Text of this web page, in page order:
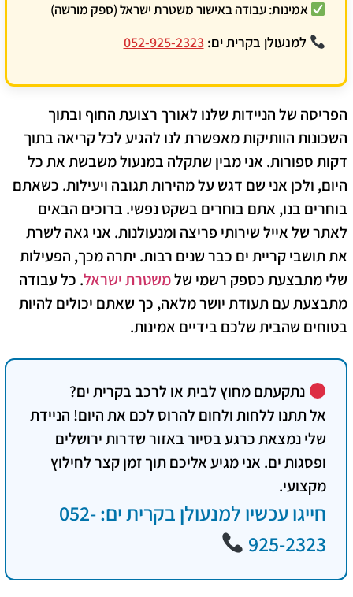
אמינות:עבודה באישור משטרת ישראל (ספק מורשה)
למנעולן בקרית ים:052-925-2323
הפריסה של הניידות שלנו לאורך רצועת החוף ובתוך
השכונות הוותיקות מאפשרת לנו להגיע לכל קריאה בתוך
דקות ספורות. אני מבין שתקלה במנעול משבשת את כל
היום, ולכן אני שם דגש על מהירות תגובה ויעילות. כשאתם
בוחרים בנו, אתם בוחרים בשקט נפשי. ברוכים הבאים
לאתר שלאייל שירותי פריצה ומנעולנות. אני גאה לשרת
את תושבי קריית ים כבר שנים רבות. יתרה מכך, הפעילות
שלי מתבצעת כספק רשמי שלמשטרת ישראל. כל עבודה
מתבצעת עם תעודת יושר מלאה, כך שאתם יכולים להיות
בטוחים שהבית שלכם בידיים אמינות.
נתקעתם מחוץ לבית או לרכב בקרית ים?
אל תתנו ללחות ולחום להרוס לכם את היום! הניידת
שלי נמצאת כרגע בסיור באזור שדרות ירושלים
ופסגות ים. אני מגיע אליכם תוך זמן קצר לחילוץ
מקצועי.
חייגו עכשיו למנעולן בקרית ים: 052-
925-2323